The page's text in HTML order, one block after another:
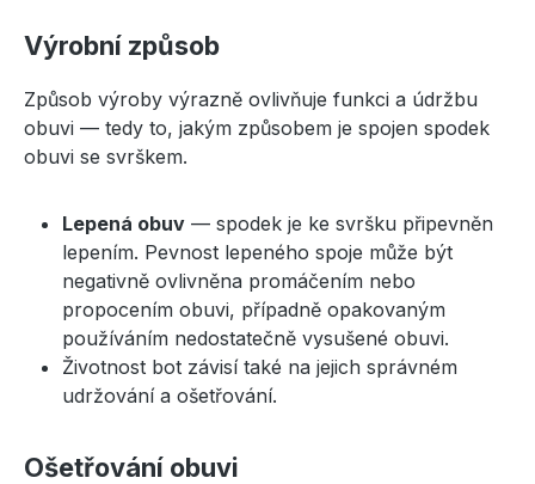
Výrobní způsob
Způsob výroby výrazně ovlivňuje funkci a údržbu
obuvi — tedy to, jakým způsobem je spojen spodek
obuvi se svrškem.
Lepená obuv — spodek je ke svršku připevněn
lepením. Pevnost lepeného spoje může být
negativně ovlivněna promáčením nebo
propocením obuvi, případně opakovaným
používáním nedostatečně vysušené obuvi.
Životnost bot závisí také na jejich správném
udržování a ošetřování.
Ošetřování obuvi